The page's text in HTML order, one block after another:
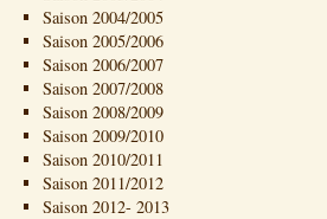
Saison 2004/2005
Saison 2005/2006
Saison 2006/2007
Saison 2007/2008
Saison 2008/2009
Saison 2009/2010
Saison 2010/2011
Saison 2011/2012
Saison 2012- 2013